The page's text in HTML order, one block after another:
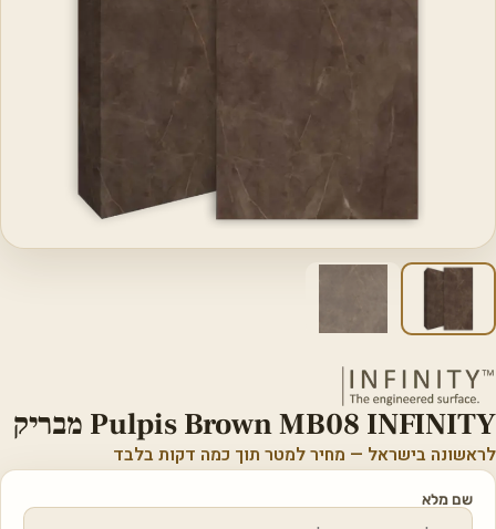
Pulpis Brown MB08 INFINITY מבריק
לראשונה בישראל — מחיר למטר תוך כמה דקות בלבד
שם מלא